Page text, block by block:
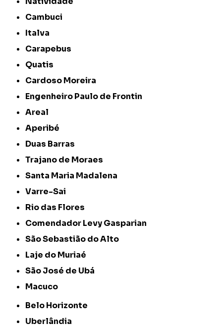
Cambuci
Italva
Carapebus
Quatis
Cardoso Moreira
Engenheiro Paulo de Frontin
Areal
Aperibé
Duas Barras
Trajano de Moraes
Santa Maria Madalena
Varre-Sai
Rio das Flores
Comendador Levy Gasparian
São Sebastião do Alto
Laje do Muriaé
São José de Ubá
Macuco
Belo Horizonte
Uberlândia